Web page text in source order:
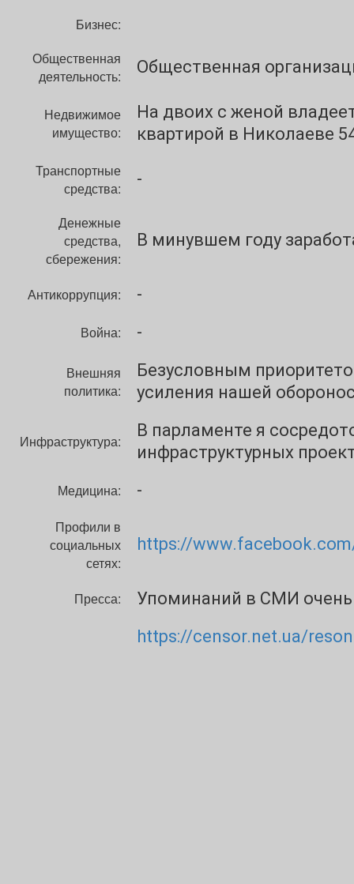
Бизнес:
Общественная
деятельность:
Общественная
Недвижимое
имущество:
На двоих с женой
квартирой в Николаеве
Транспортные
средства:
-
Денежные
средства,
сбережения:
В минувшем году
Антикоррупция: -
Война: -
Внешняя
политика:
Безусловным
усиления нашей
Инфраструктура:
В парламенте я
инфраструктурных
Медицина: -
Профили в
социальных
сетях:
https://
Пресса:
Упоминаний в СМИ очень
https://censor.net.ua/